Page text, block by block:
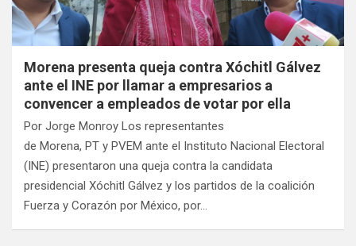
Morena presenta queja contra Xóchitl Gálvez
ante el INE por llamar a empresarios a
convencer a empleados de votar por ella
Por Jorge Monroy Los representantes
de Morena, PT y PVEM ante el Instituto Nacional Electoral
(INE) presentaron una queja contra la candidata
presidencial Xóchitl Gálvez y los partidos de la coalición
Fuerza y Corazón por México, por…